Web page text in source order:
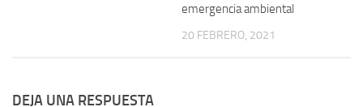
emergencia ambiental
20 FEBRERO, 2021
DEJA UNA RESPUESTA